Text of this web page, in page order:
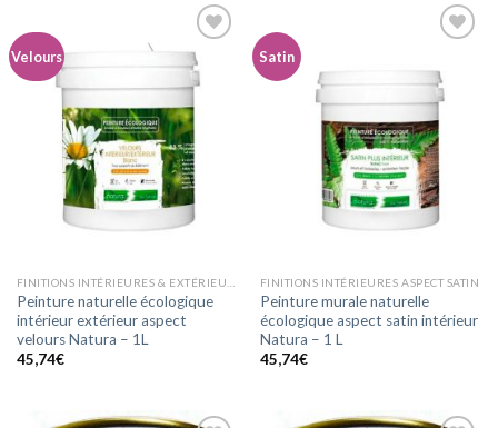
Velours
Ajouter
wishlist
Peinture naturelle écologique
intérieur extérieur aspect
velours Natura – 1L
45,74€
Satin
Ajouter
wishlist
FINITIONS INTÉRIEURES ASPECT SATIN
Peinture murale naturelle
écologique aspect satin intérieur
Natura – 1 L
45,74€